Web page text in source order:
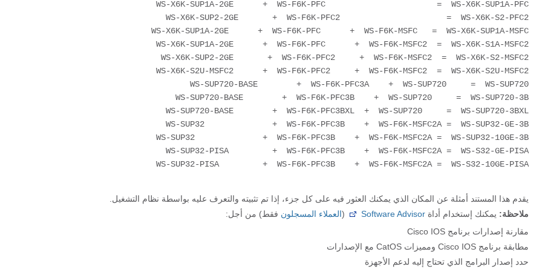
يقدم هذا المستند أمثلة عن المكان الذي يمكنك العثور فيه على كل جزء، إذا تم تثبيته والتعرف عليه بواسطة نظام التشغيل.
ملاحظة: يمكنك إستخدام أداة Software Advisor
(العملاء المسجلون فقط) من أجل:
مقارنة إصدارات برنامج Cisco IOS
مطابقة برنامج Cisco IOS ومميزات CatOS مع الإصدارات
حدد إصدار البرامج الذي تحتاج إليه لدعم الأجهزة